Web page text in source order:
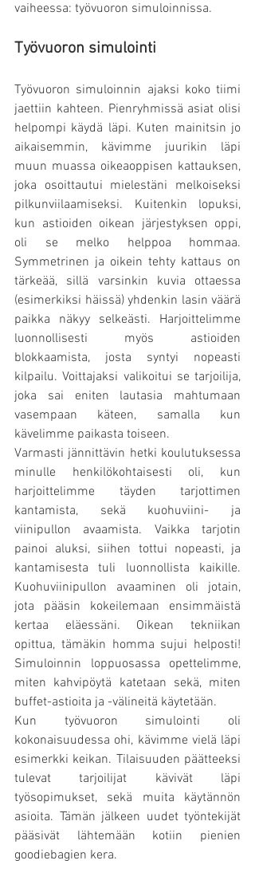
vaiheessa: työvuoron simuloinnissa.
Työvuoron simulointi
Työvuoron simuloinnin ajaksi koko tiimi
jaettiin kahteen. Pienryhmissä asiat olisi
helpompi käydä läpi. Kuten mainitsin jo
aikaisemmin, kävimme juurikin läpi
muun muassa oikeaoppisen kattauksen,
joka osoittautui mielestäni melkoiseksi
pilkunviilaamiseksi. Kuitenkin lopuksi,
kun astioiden oikean järjestyksen oppi,
oli se melko helppoa hommaa.
Symmetrinen ja oikein tehty kattaus on
tärkeää, sillä varsinkin kuvia ottaessa
(esimerkiksi häissä) yhdenkin lasin väärä
paikka näkyy selkeästi. Harjoittelimme
luonnollisesti myös astioiden
blokkaamista, josta syntyi nopeasti
kilpailu. Voittajaksi valikoitui se tarjoilija,
joka sai eniten lautasia mahtumaan
vasempaan käteen, samalla kun
kävelimme paikasta toiseen.
Varmasti jännittävin hetki koulutuksessa
minulle henkilökohtaisesti oli, kun
harjoittelimme täyden tarjottimen
kantamista, sekä kuohuviini- ja
viinipullon avaamista. Vaikka tarjotin
painoi aluksi, siihen tottui nopeasti, ja
kantamisesta tuli luonnollista kaikille.
Kuohuviinipullon avaaminen oli jotain,
jota pääsin kokeilemaan ensimmäistä
kertaa eläessäni. Oikean tekniikan
opittua, tämäkin homma sujui helposti!
Simuloinnin loppuosassa opettelimme,
miten kahvipöytä katetaan sekä, miten
buffet-astioita ja -välineitä käytetään.
Kun työvuoron simulointi oli
kokonaisuudessa ohi, kävimme vielä läpi
esimerkki keikan. Tilaisuuden päätteeksi
tulevat tarjoilijat kävivät läpi
työsopimukset, sekä muita käytännön
asioita. Tämän jälkeen uudet työntekijät
pääsivät lähtemään kotiin pienien
goodiebagien kera.